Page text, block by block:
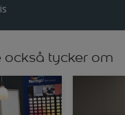
också tycker om